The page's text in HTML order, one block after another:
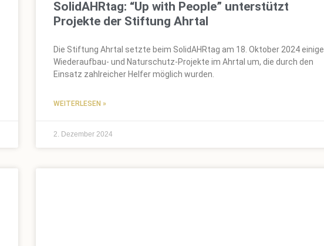
SolidAHRtag: “Up with People” unterstützt
Projekte der Stiftung Ahrtal
Die Stiftung Ahrtal setzte beim SolidAHRtag am 18. Oktober 2024 einige
Wiederaufbau- und Naturschutz-Projekte im Ahrtal um, die durch den
Einsatz zahlreicher Helfer möglich wurden.
WEITERLESEN »
2. Dezember 2024